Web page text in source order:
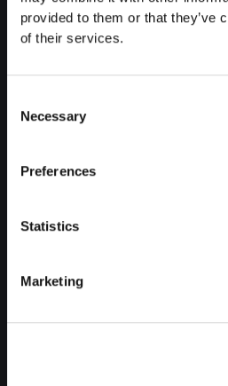
provided to them or that they’ve
of their services.
Selection
Necessary
Preferences
Statistics
Marketing
Leitfaden Selbstständigkeit
Businessplan erstellen
Übersicht Rechtsformen
Blog
GRÜNDEN